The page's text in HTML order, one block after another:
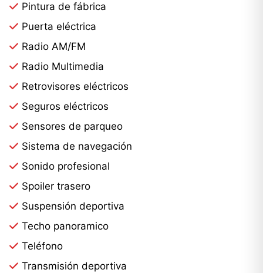
Pintura de fábrica
Puerta eléctrica
Radio AM/FM
Radio Multimedia
Retrovisores eléctricos
Seguros eléctricos
Sensores de parqueo
Sistema de navegación
Sonido profesional
Spoiler trasero
Suspensión deportiva
Techo panoramico
Teléfono
Transmisión deportiva